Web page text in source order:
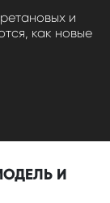
и
как новые
И